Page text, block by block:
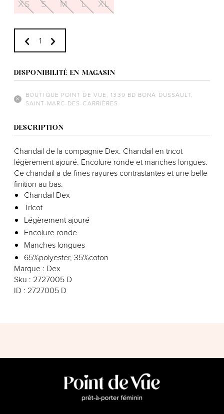
Politique de confidentialité
Politiques et conditions d'achats
XS S M L XL
DISPONIBILITÉ EN MAGASIN
BOUTIQUE POINT DE VUE, 1339 BD BONA DUSSAULT,
SAINT-MARC-DES-CARRIÈRES
DESCRIPTION
Chandail de la compagnie Dex. Chandail en tricot
légèrement ajouré. Encolure ronde et manches longues.
Ce chandail a de fines rayures contrastantes et une belle
finition au bas.
Chandail Dex
Tricot
Légèrement ajouré
Encolure ronde
Manches longues
65%polyester, 35%coton
Marque : Dex
Sku : 2727005 D
ID : 2727005 D